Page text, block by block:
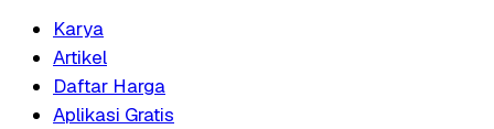
Karya
Artikel
Daftar Harga
Aplikasi Gratis